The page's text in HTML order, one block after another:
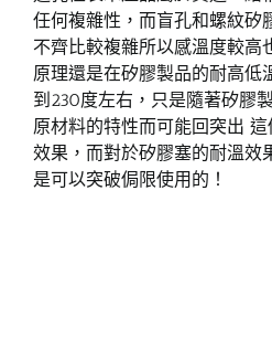
任何複雜性，而盲孔和螺紋矽
不齊比較複雜所以感溫度較高
原理還是在矽膠製品的耐高
到230度左右，只是隨著矽膠
原材料的特性而可能回突出
效果，而對於矽膠塞的耐溫效
是可以突破侷限使用的！